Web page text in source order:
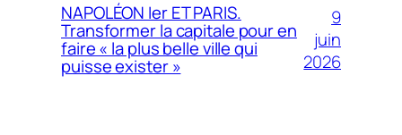
NAPOLÉON Ier ET PARIS.
Transformer la capitale pour en
faire « la plus belle ville qui
puisse exister »
9
juin
2026